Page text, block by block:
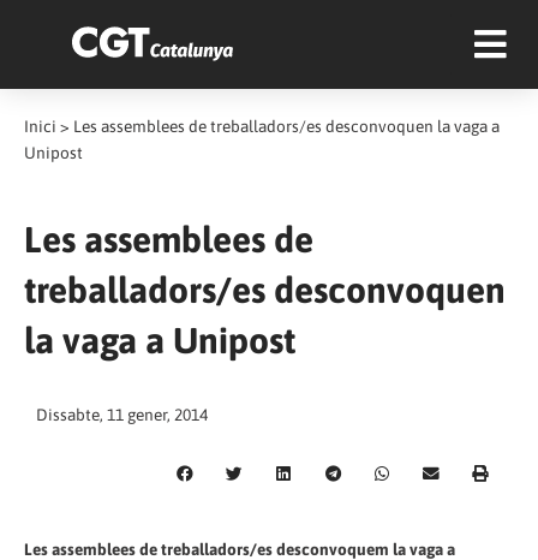
Inici > Les assemblees de treballadors/es desconvoquen la vaga a
Unipost
Les assemblees de
treballadors/es desconvoquen
la vaga a Unipost
Dissabte, 11 gener, 2014
Les assemblees de treballadors/es desconvoquem la vaga a